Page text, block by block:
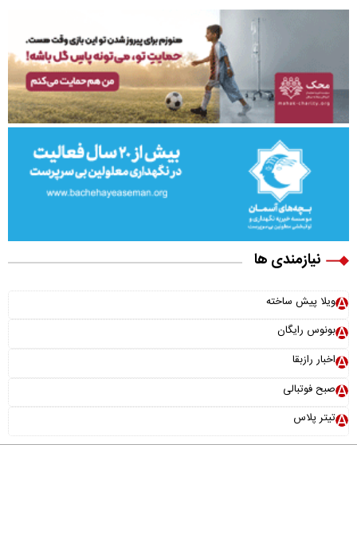
نیازمندی ها
ویلا پیش ساخته
بونوس رایگان
اخبار رازبقا
صبح فوتبالی
تیتر پلاس